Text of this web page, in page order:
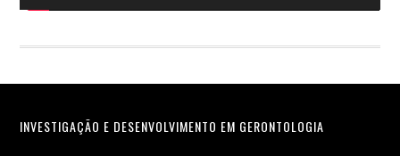
Footer
INVESTIGAÇÃO E DESENVOLVIMENTO EM GERONTOLOGIA